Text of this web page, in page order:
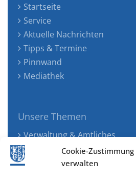
Cookie-Zustimmung
verwalten
Startseite
Service
Aktuelle Nachrichten
Tipps & Termine
Pinnwand
Mediathek
Unsere Themen
Verwaltung & Amtliches
Jugend, Familie & Gesundheit
Tourismus, Freizeit & Ökologie